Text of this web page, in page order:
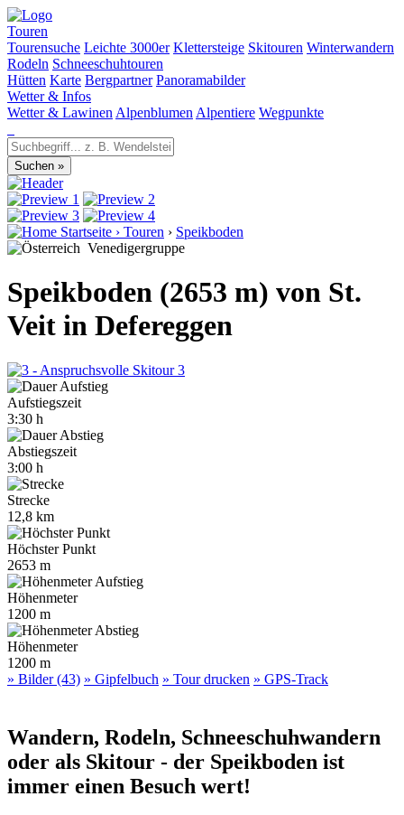
Touren
Tourensuche Leichte 3000er Klettersteige Skitouren Winterwandern
Rodeln Schneeschuhtouren
Hütten Karte Bergpartner Panoramabilder
Wetter & Infos
Wetter & Lawinen Alpenblumen Alpentiere Wegpunkte
Startseite › Touren › Speikboden
Venedigergruppe
Speikboden (2653 m) von St.
Veit in Defereggen
3
Aufstiegszeit
3:30 h
Abstiegszeit
3:00 h
Strecke
12,8 km
Höchster Punkt
2653 m
Höhenmeter
1200 m
Höhenmeter
1200 m
» Bilder (43) » Gipfelbuch » Tour drucken » GPS-Track
Wandern, Rodeln, Schneeschuhwandern
oder als Skitour - der Speikboden ist
immer einen Besuch wert!